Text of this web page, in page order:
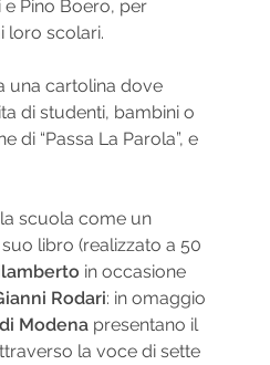
Pino Boero, per
loro scolari.
una cartolina dove
di studenti, bambini o
“Passa La Parola”, e
scuola come un
libro (realizzato a 50
in occasione
Rodari: in omaggio
Modenapresentano il
la voce di sette